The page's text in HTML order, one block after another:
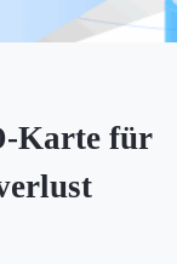
Karte für